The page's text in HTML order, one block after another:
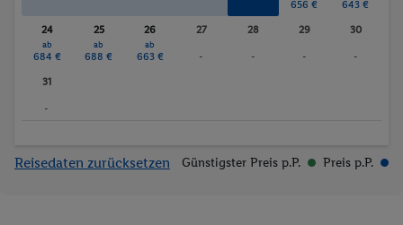
656 €
643 €
24
ab
684 €
25
ab
688 €
26
ab
663 €
27
-
28
-
29
-
30
-
31
-
Reisedaten zurücksetzen Günstigster Preis p.P. Preis p.P.